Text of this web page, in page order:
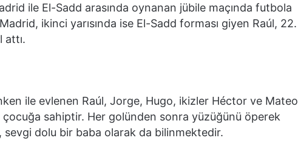
ile El-Sadd arasında oynanan jübile maçında futbola
ikinci yarısında ise El-Sadd forması giyen Raúl, 22.
attı.
ile evlenen Raúl, Jorge, Hugo, ikizler Héctor ve Mateo
sahiptir. Her golünden sonra yüzüğünü öperek
sevgi dolu bir baba olarak da bilinmektedir.